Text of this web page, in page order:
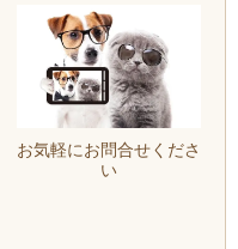
お気軽にお問合せくださ
い